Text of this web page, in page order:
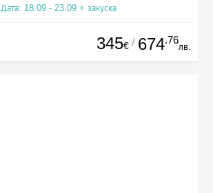
Дата: 18.09 - 23.09 + закуска
345€ / 674.76
лв.